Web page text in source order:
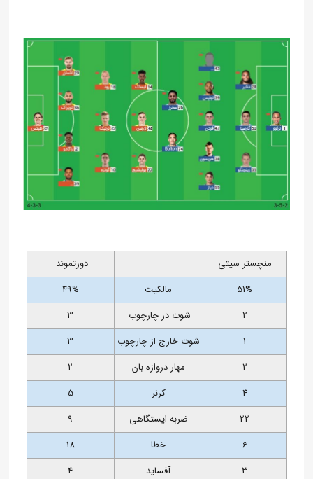
منچستر سیتی
دورتموند
51%
مالکیت
49%
2
شوت در چارچوب
3
1
شوت خارج از چارچوب
3
2
مهار دروازه بان
2
4
کرنر
5
22
ضربه ایستگاهی
9
6
خطا
18
3
آفساید
4